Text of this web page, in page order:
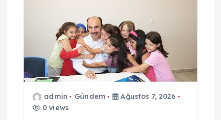
admin Gündem
Ağustos 7, 2026
0 views